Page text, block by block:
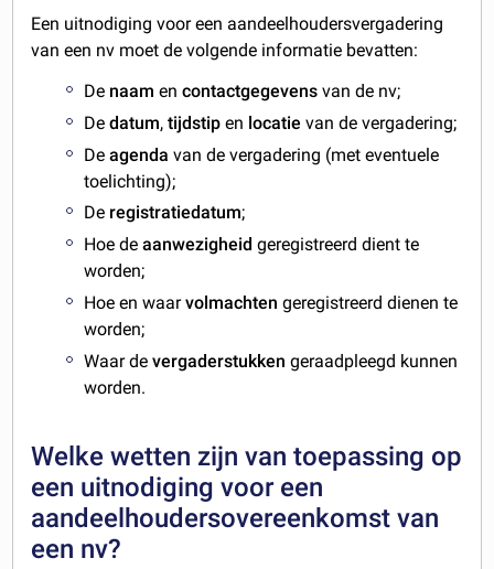
Een uitnodiging voor een aandeelhoudersvergadering
van een nv moet de volgende informatie bevatten:
De naamencontactgegevensvan de nv;
De datum,tijdstipen locatievan de vergadering;
De agendavan de vergadering (met eventuele
toelichting);
De registratiedatum;
Hoe deaanwezigheidgeregistreerd dient te
worden;
Hoe en waarvolmachtengeregistreerd dienen te
worden;
Waar devergaderstukkengeraadpleegd kunnen
worden.
Welke wetten zijn van toepassing op
een uitnodiging voor een
aandeelhoudersovereenkomst van
een nv?